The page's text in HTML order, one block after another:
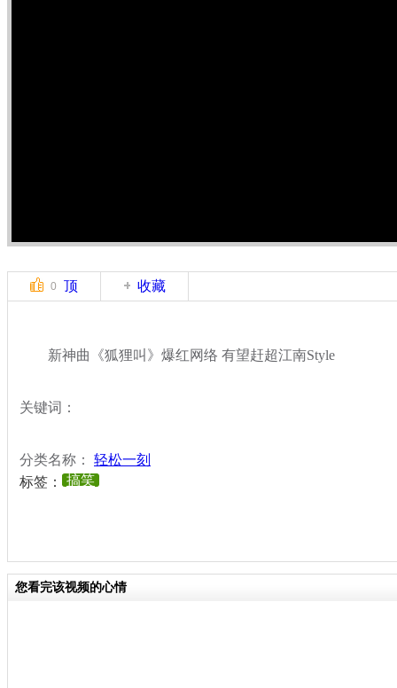
0 顶 收藏
新神曲《狐狸叫》爆红网络 有望赶超江南Style
关键词：
分类名称： 轻松一刻
标签：
搞笑
您看完该视频的心情